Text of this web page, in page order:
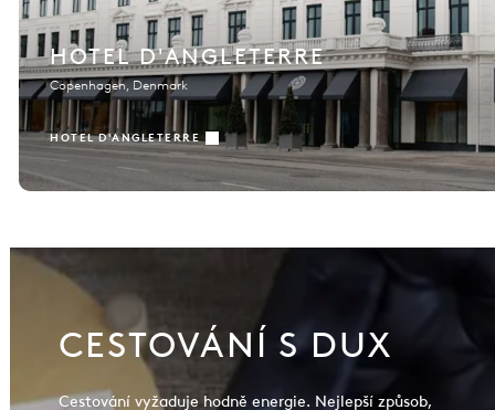
HOTEL D'ANGLETERRE
Copenhagen, Denmark
HOTEL D'ANGLETERRE
CESTOVÁNÍ S DUX
Cestování vyžaduje hodně energie. Nejlepší způsob,